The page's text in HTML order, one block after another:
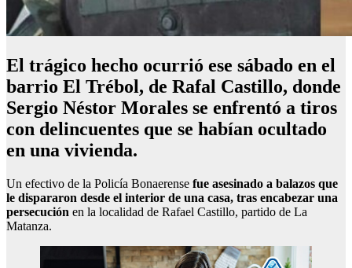
El trágico hecho ocurrió ese sábado en el
barrio El Trébol, de Rafal Castillo, donde
Sergio Néstor Morales se enfrentó a tiros
con delincuentes que se habían ocultado
en una vivienda.
Un efectivo de la Policía Bonaerense fue asesinado a balazos que
le dispararon desde el interior de una casa, tras encabezar una
persecución en la localidad de Rafael Castillo, partido de La
Matanza.